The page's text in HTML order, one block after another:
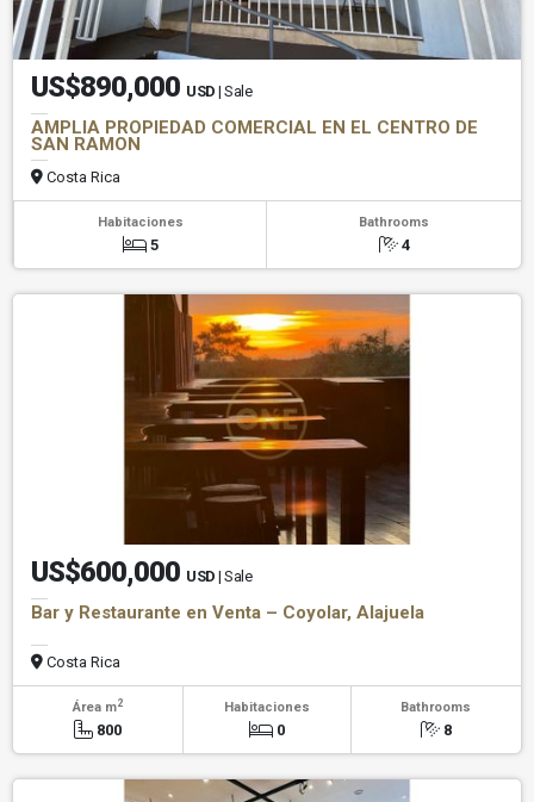
US$890,000 USD | Sale
AMPLIA PROPIEDAD COMERCIAL EN EL CENTRO DE
SAN RAMON
Costa Rica
Habitaciones
5
Bathrooms
4
US$600,000 USD | Sale
Bar y Restaurante en Venta – Coyolar, Alajuela
Costa Rica
Área m2
800
Habitaciones
0
Bathrooms
8